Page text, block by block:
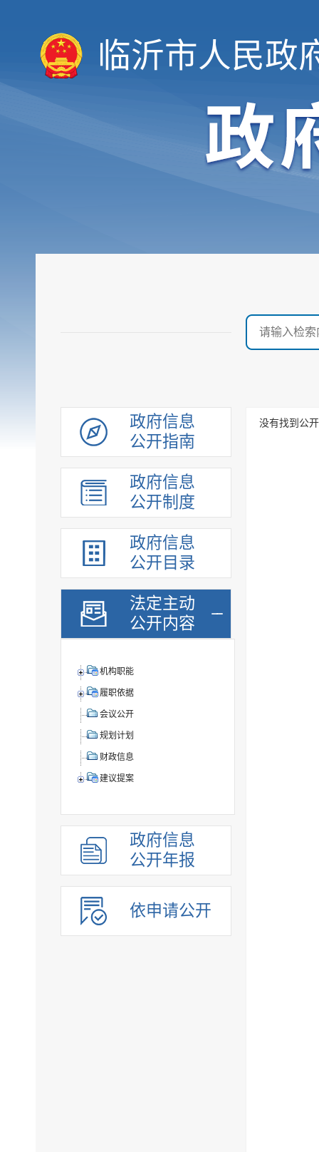
临沂市人民政
政府信息
公开指南
政府信息
公开制度
政府信息
公开目录
法定主动
公开内容
机构职能
履职依据
会议公开
规划计划
财政信息
建议提案
政府信息
公开年报
依申请公开
没有找到公